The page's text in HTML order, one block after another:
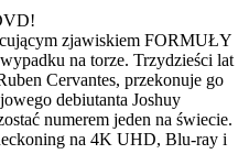
zjawiskiem FORMUŁY
na torze. Trzydzieści lat
Cervantes, przekonuje go
debiutanta Joshuy
numerem jeden na świecie.
na 4K UHD, Blu-ray i